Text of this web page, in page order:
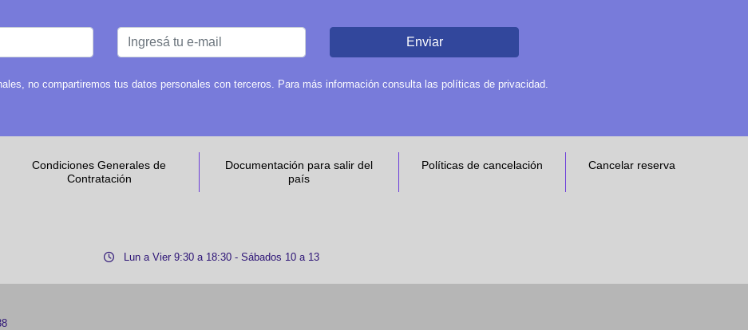
Enviar
no compartiremos tus datos personales con terceros. Para más información consulta las políticas de privacidad.
Condiciones Generales de
Contratación
Documentación para salir del
país
Políticas de cancelación Cancelar reserva
Lun a Vier 9:30 a 18:30 - Sábados 10 a 13